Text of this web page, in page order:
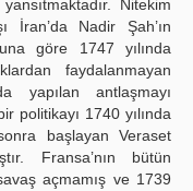
Nitekim
İran’da Nadir Şah’ın
göre 1747 yılında
faydalanmayan
yapılan antlaşmayı
politikayı 1740 yılında
başlayan Veraset
Fransa’nın bütün
açmamış ve 1739